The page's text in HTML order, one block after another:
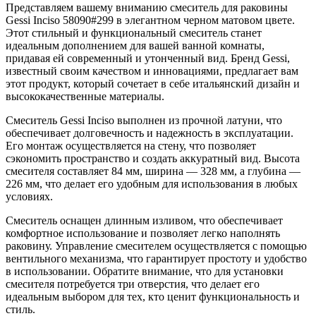
Представляем вашему вниманию смеситель для раковины
Gessi Inciso 58090#299 в элегантном черном матовом цвете.
Этот стильный и функциональный смеситель станет
идеальным дополнением для вашей ванной комнаты,
придавая ей современный и утонченный вид. Бренд Gessi,
известный своим качеством и инновациями, предлагает вам
этот продукт, который сочетает в себе итальянский дизайн и
высококачественные материалы.
Смеситель Gessi Inciso выполнен из прочной латуни, что
обеспечивает долговечность и надежность в эксплуатации.
Его монтаж осуществляется на стену, что позволяет
сэкономить пространство и создать аккуратный вид. Высота
смесителя составляет 84 мм, ширина — 328 мм, а глубина —
226 мм, что делает его удобным для использования в любых
условиях.
Смеситель оснащен длинным изливом, что обеспечивает
комфортное использование и позволяет легко наполнять
раковину. Управление смесителем осуществляется с помощью
вентильного механизма, что гарантирует простоту и удобство
в использовании. Обратите внимание, что для установки
смесителя потребуется три отверстия, что делает его
идеальным выбором для тех, кто ценит функциональность и
стиль.